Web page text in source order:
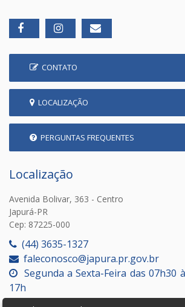
CONTATO
LOCALIZAÇÃO
PERGUNTAS FREQUENTES
Localização
Avenida Bolivar, 363 - Centro
Japurá-PR
Cep: 87225-000
(44) 3635-1327
faleconosco@japura.pr.gov.br
Segunda a Sexta-Feira das 07h30
17h